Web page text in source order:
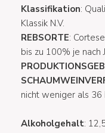
Klassifikation:
Klassik N.V.
REBSORTE:
bis zu 100% je nach
nicht weniger als 36
Alkoholgehalt: